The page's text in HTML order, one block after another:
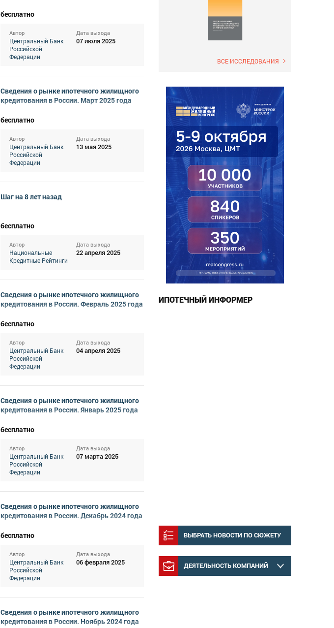
бесплатно
Автор
Центральный Банк
Российской
Федерации
Дата выхода
07 июля 2025
Сведения о рынке ипотечного жилищного
кредитования в России. Март 2025 года
бесплатно
Автор
Центральный Банк
Российской
Федерации
Дата выхода
13 мая 2025
Шаг на 8 лет назад
бесплатно
Автор
Национальные
Кредитные Рейтинги
Дата выхода
22 апреля 2025
Сведения о рынке ипотечного жилищного
кредитования в России. Февраль 2025 года
бесплатно
Автор
Центральный Банк
Российской
Федерации
Дата выхода
04 апреля 2025
Сведения о рынке ипотечного жилищного
кредитования в России. Январь 2025 года
бесплатно
Автор
Центральный Банк
Российской
Федерации
Дата выхода
07 марта 2025
Сведения о рынке ипотечного жилищного
кредитования в России. Декабрь 2024 года
бесплатно
Автор
Центральный Банк
Российской
Федерации
Дата выхода
06 февраля 2025
Сведения о рынке ипотечного жилищного
кредитования в России. Ноябрь 2024 года
ВСЕ ИССЛЕДОВАНИЯ
ИПОТЕЧНЫЙ ИНФОРМЕР
ВЫБРАТЬ НОВОСТИ ПО СЮЖЕТУ
ДЕЯТЕЛЬНОСТЬ КОМПАНИЙ